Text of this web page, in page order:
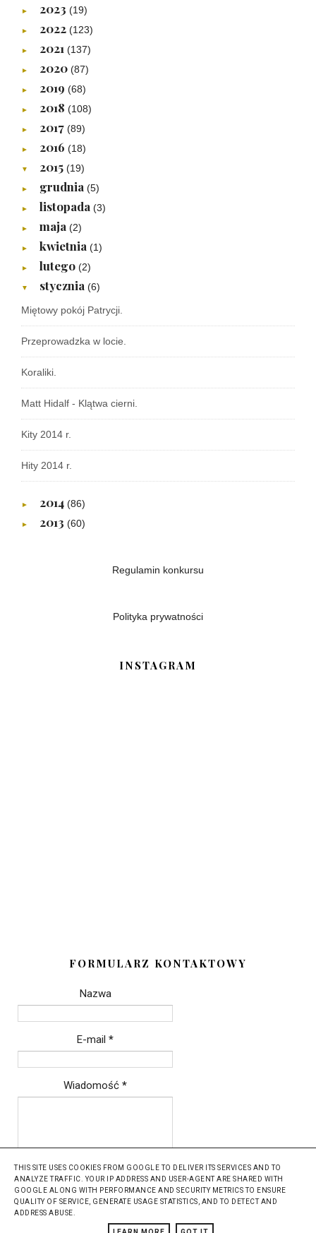
► 2023 (19)
► 2022 (123)
► 2021 (137)
► 2020 (87)
► 2019 (68)
► 2018 (108)
► 2017 (89)
► 2016 (18)
▼ 2015 (19)
► grudnia (5)
► listopada (3)
► maja (2)
► kwietnia (1)
► lutego (2)
▼ stycznia (6)
Miętowy pokój Patrycji.
Przeprowadzka w locie.
Koraliki.
Matt Hidalf - Klątwa cierni.
Kity 2014 r.
Hity 2014 r.
► 2014 (86)
► 2013 (60)
Regulamin konkursu
Polityka prywatności
INSTAGRAM
FORMULARZ KONTAKTOWY
Nazwa
E-mail *
Wiadomość *
THIS SITE USES COOKIES FROM GOOGLE TO DELIVER ITS SERVICES AND TO
ANALYZE TRAFFIC. YOUR IP ADDRESS AND USER-AGENT ARE SHARED WITH
GOOGLE ALONG WITH PERFORMANCE AND SECURITY METRICS TO ENSURE
QUALITY OF SERVICE, GENERATE USAGE STATISTICS, AND TO DETECT AND
ADDRESS ABUSE.